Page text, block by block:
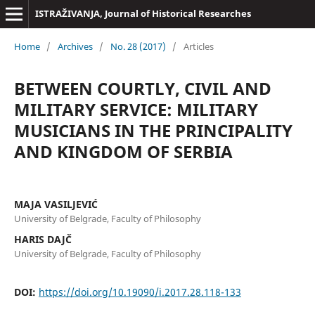
ISTRAŽIVANJA, Јournal of Historical Researches
Home / Archives / No. 28 (2017) / Articles
BETWEEN COURTLY, CIVIL AND
MILITARY SERVICE: MILITARY
MUSICIANS IN THE PRINCIPALITY
AND KINGDOM OF SERBIA
MAJA VASILJEVIĆ
University of Belgrade, Faculty of Philosophy
HARIS DAJČ
University of Belgrade, Faculty of Philosophy
DOI: https://doi.org/10.19090/i.2017.28.118-133